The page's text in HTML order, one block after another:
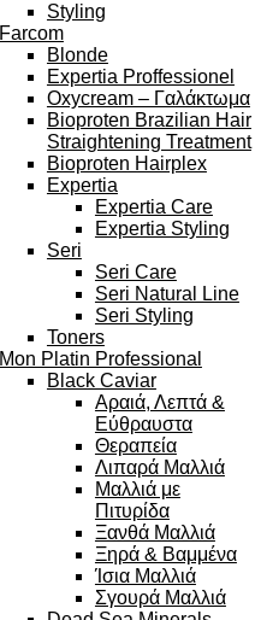
Styling
Farcom
Blonde
Expertia Proffessionel
Oxycream – Γαλάκτωμα
Bioproten Brazilian Hair
Straightening Treatment
Bioproten Hairplex
Expertia
Expertia Care
Expertia Styling
Seri
Seri Care
Seri Natural Line
Seri Styling
Toners
Mon Platin Professional
Black Caviar
Αραιά, Λεπτά &
Εύθραυστα
Θεραπεία
Λιπαρά Μαλλιά
Μαλλιά με
Πιτυρίδα
Ξανθά Μαλλιά
Ξηρά & Βαμμένα
Ίσια Μαλλιά
Σγουρά Μαλλιά